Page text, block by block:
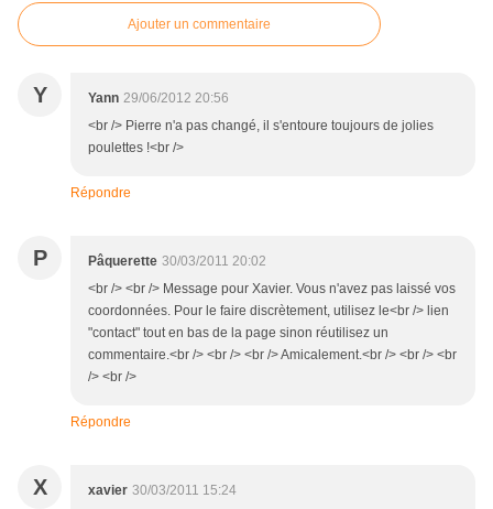
Ajouter un commentaire
Y Yann 29/06/2012 20:56
<br /> Pierre n'a pas changé, il s'entoure toujours de jolies
poulettes !<br />
Répondre
P Pâquerette 30/03/2011 20:02
<br /> <br /> Message pour Xavier. Vous n'avez pas laissé vos
coordonnées. Pour le faire discrètement, utilisez le<br /> lien
"contact" tout en bas de la page sinon réutilisez un
commentaire.<br /> <br /> <br /> Amicalement.<br /> <br /> <br
/> <br />
Répondre
X xavier 30/03/2011 15:24